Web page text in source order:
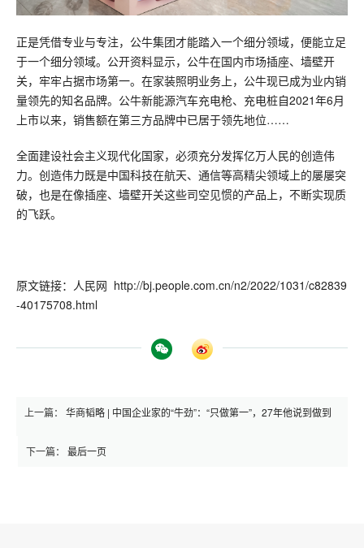
正是凭借专业与专注，公牛集团才能踏入一个细分领域，便能立足
于一个细分领域。公开资料显示，公牛在国内市场插座、墙壁开
关，牢牢占据市场第一。在家装照明业务上，公牛现已成为业内销
量领先的知名品牌。公牛新能源汽车充电枪、充电桩自2021年6月
上市以来，销售额在第三方品牌中已居于领先地位……
全面建设社会主义现代化国家，必须充分发挥亿万人民的创造伟
力。创造伟力既是中国科技在航天、通信等高精尖领域上的屡屡突
破，也是在像插座、墙壁开关这些司空见惯的产品上，不断实现质
的飞跃。
原文链接：人民网 http://bj.people.com.cn/n2/2022/1031/c82839
-40175708.html
上一篇： 华商韬略 | 中国企业家的“牛劲”：“只做第一”，27年他说到做到
下一篇： 最后一页